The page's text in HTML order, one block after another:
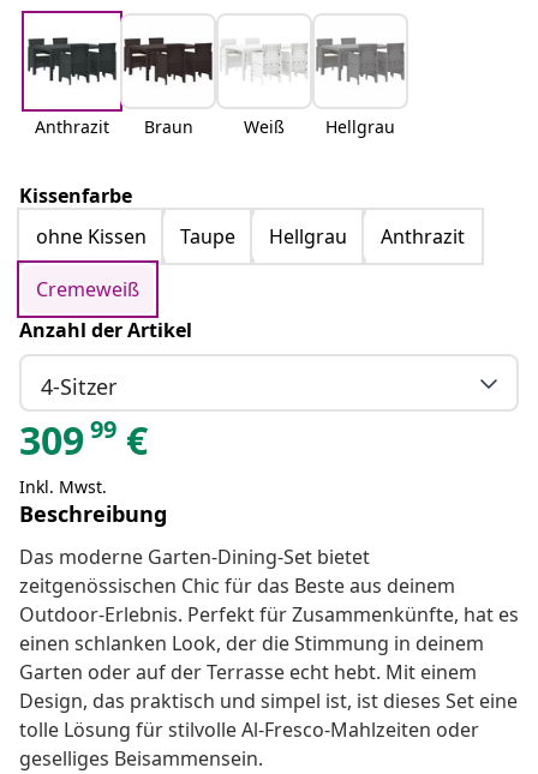
Anthrazit Braun Weiß Hellgrau
Kissenfarbe
ohne Kissen
Taupe Hellgrau
Anthrazit
Cremeweiß
Anzahl der Artikel
4-Sitzer
30999 €
Inkl. Mwst.
Beschreibung
Das moderne Garten-Dining-Set bietet
zeitgenössischen Chic für das Beste aus deinem
Outdoor-Erlebnis. Perfekt für Zusammenkünfte, hat es
einen schlanken Look, der die Stimmung in deinem
Garten oder auf der Terrasse echt hebt. Mit einem
Design, das praktisch und simpel ist, ist dieses Set eine
tolle Lösung für stilvolle Al-Fresco-Mahlzeiten oder
geselliges Beisammensein.